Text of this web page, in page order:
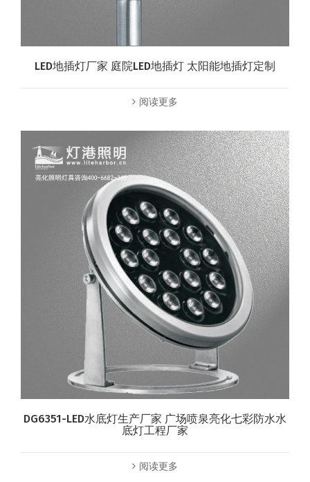
LED地插灯厂家 庭院LED地插灯 太阳能地插灯定制
阅读更多
DG6351-LED水底灯生产厂家 广场喷泉亮化七彩防水水
底灯工程厂家
阅读更多